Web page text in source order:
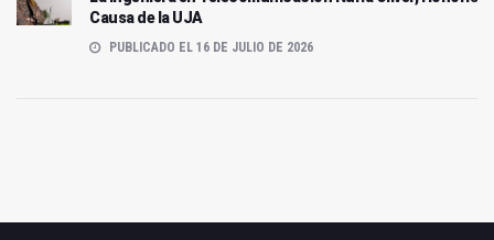
Causa de la UJA
PUBLICADO EL 16 DE JULIO DE 2026